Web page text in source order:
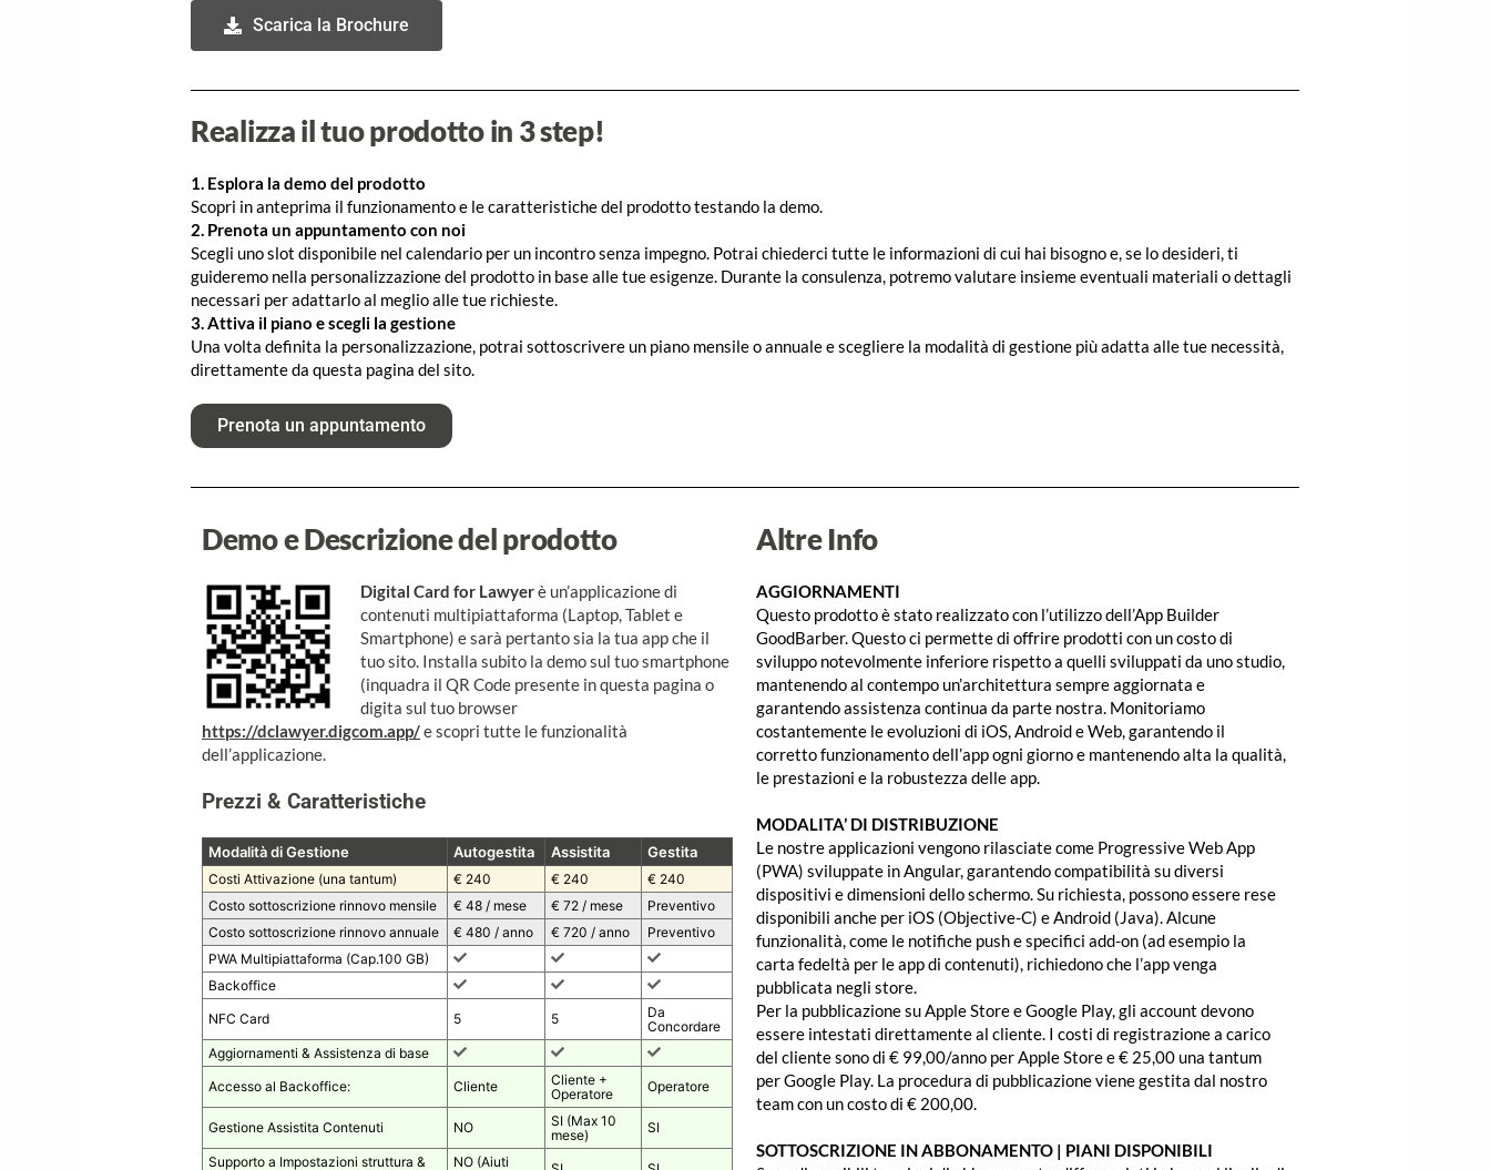
Scarica la Brochure
Realizza il tuo prodotto in 3 step!
1. Esplora la demo del prodotto
Scopri in anteprima il funzionamento e le caratteristiche del prodotto testando la demo.
2. Prenota un appuntamento con noi
Scegli uno slot disponibile nel calendario per un incontro senza impegno. Potrai chiederci tutte le informazioni di cui hai bisogno e, se lo desideri, ti
guideremo nella personalizzazione del prodotto in base alle tue esigenze. Durante la consulenza, potremo valutare insieme eventuali materiali o dettagli
necessari per adattarlo al meglio alle tue richieste.
3. Attiva il piano e scegli la gestione
Una volta definita la personalizzazione, potrai sottoscrivere un piano mensile o annuale e scegliere la modalità di gestione più adatta alle tue necessità,
direttamente da questa pagina del sito.
Prenota un appuntamento
Demo e Descrizione del prodotto
Digital Card for Lawyerè un’applicazione di
contenuti multipiattaforma (Laptop, Tablet e
Smartphone) e sarà pertanto sia la tua app che il
tuo sito. Installa subito la demo sul tuo smartphone
(inquadra il QR Code presente in questa pagina o
digita sul tuo browser
https://dclawyer.digcom.app/e scopri tutte le funzionalità
dell’applicazione.
Prezzi & Caratteristiche
Modalità di Gestione Autogestita Assistita Gestita
Costi Attivazione (una tantum) € 240 € 240
€ 240
Costo sottoscrizione rinnovo mensile
€ 48 / mese € 72 / mese
Preventivo
Costo sottoscrizione rinnovo annuale
€ 480 / anno € 720 / anno
Preventivo
PWA Multipiattaforma (Cap.100 GB)
Backoffice
NFC Card
5 5
Da
Concordare
Aggiornamenti & Assistenza di base
Accesso al Backoffice:
Cliente
Cliente +
Operatore
Operatore
Gestione Assistita Contenuti NO
SI (Max 10
mese)
SI
Supporto a Impostazioni struttura &
NO (Aiuti
Altre Info
AGGIORNAMENTI
Questo prodotto è stato realizzato con l’utilizzo dell’App Builder
GoodBarber. Questo ci permette di offrire prodotti con un costo di
sviluppo notevolmente inferiore rispetto a quelli sviluppati da uno studio,
mantenendo al contempo un’architettura sempre aggiornata e
garantendo assistenza continua da parte nostra. Monitoriamo
costantemente le evoluzioni di iOS, Android e Web, garantendo il
corretto funzionamento dell’app ogni giorno e mantenendo alta la qualità,
le prestazioni e la robustezza delle app.
MODALITA’ DI DISTRIBUZIONE
Le nostre applicazioni vengono rilasciate come Progressive Web App
(PWA) sviluppate in Angular, garantendo compatibilità su diversi
dispositivi e dimensioni dello schermo. Su richiesta, possono essere rese
disponibili anche per iOS (Objective-C) e Android (Java). Alcune
funzionalità, come le notifiche push e specifici add-on (ad esempio la
carta fedeltà per le app di contenuti), richiedono che l’app venga
pubblicata negli store.
Per la pubblicazione su Apple Store e Google Play, gli account devono
essere intestati direttamente al cliente. I costi di registrazione a carico
del cliente sono di € 99,00/anno per Apple Store e € 25,00 una tantum
per Google Play. La procedura di pubblicazione viene gestita dal nostro
team con un costo di € 200,00.
SOTTOSCRIZIONE IN ABBONAMENTO | PIANI DISPONIBILI